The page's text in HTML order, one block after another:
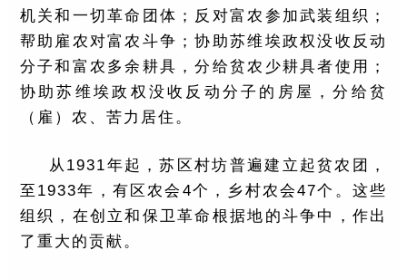
机关和一切革命团体；反对富农参加武装组织；
帮助雇农对富农斗争；协助苏维埃政权没收反动
分子和富农多余耕具，分给贫农少耕具者使用；
协助苏维埃政权没收反动分子的房屋，分给贫
（雇）农、苦力居住。
从1931年起，苏区村坊普遍建立起贫农团，
至1933年，有区农会4个，乡村农会47个。这些
组织，在创立和保卫革命根据地的斗争中，作出
了重大的贡献。